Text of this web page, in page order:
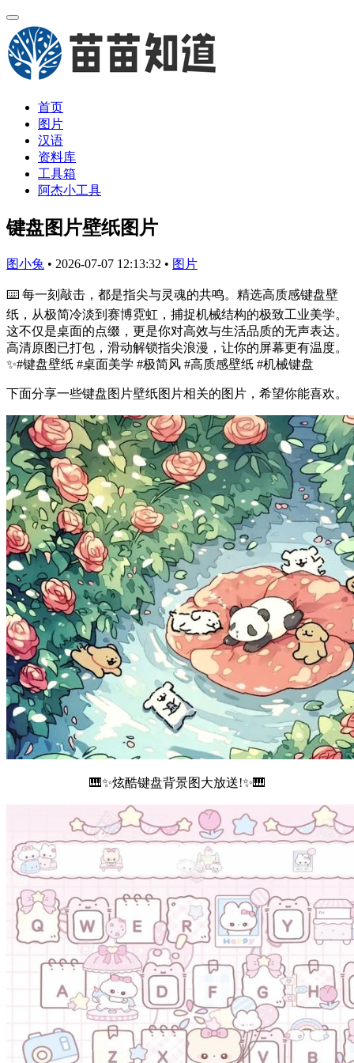
首页
图片
汉语
资料库
工具箱
阿杰小工具
键盘图片壁纸图片
图小兔 • 2026-07-07 12:13:32 • 图片
⌨️ 每一刻敲击，都是指尖与灵魂的共鸣。精选高质感键盘壁
纸，从极简冷淡到赛博霓虹，捕捉机械结构的极致工业美学。
这不仅是桌面的点缀，更是你对高效与生活品质的无声表达。
高清原图已打包，滑动解锁指尖浪漫，让你的屏幕更有温度。
✨#键盘壁纸 #桌面美学 #极简风 #高质感壁纸 #机械键盘
下面分享一些键盘图片壁纸图片相关的图片，希望你能喜欢。
🎹✨炫酷键盘背景图大放送!✨🎹